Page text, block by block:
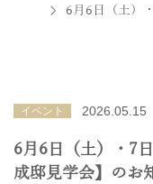
6月6日（土）
イベント 2026.05.15
6月6日（土）・7
成邸見学会】のお